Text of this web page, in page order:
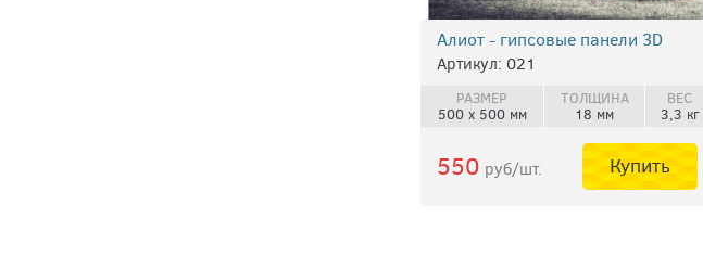
Алиот - гипсовые панели 3D
Артикул: 021
РАЗМЕР
500 х 500 мм
ТОЛЩИНА
18 мм
ВЕС
3,3 кг
550 руб/шт. Купить